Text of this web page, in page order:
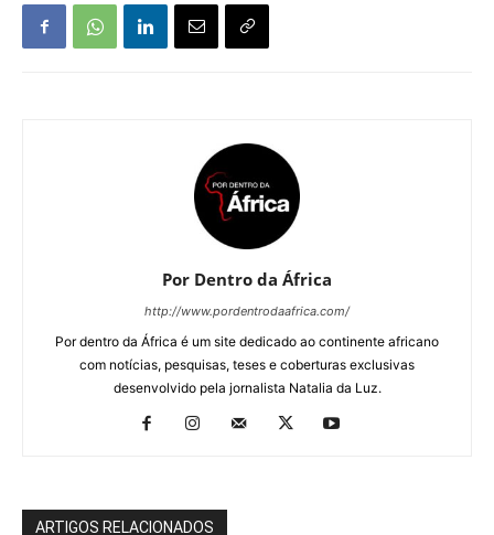
Por Dentro da África
http://www.pordentrodaafrica.com/
Por dentro da África é um site dedicado ao continente africano
com notícias, pesquisas, teses e coberturas exclusivas
desenvolvido pela jornalista Natalia da Luz.
ARTIGOS RELACIONADOS